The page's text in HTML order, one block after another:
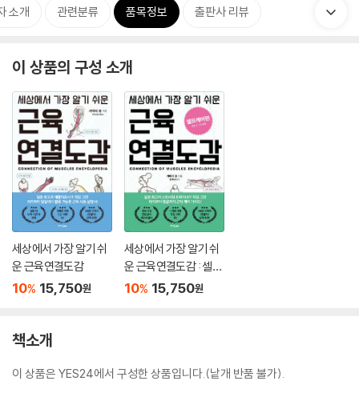
소개 관련분류 품목정보 출판사 리뷰
이 상품의 구성 소개
세상에서 가장 알기 쉬
운 근육연결도감
10% 15,750원
세상에서 가장 알기 쉬
운 근육연결도감 : 셀프
케어편
10% 15,750원
책소개
이 상품은 YES24에서 구성한 상품입니다.(낱개 반품 불가).